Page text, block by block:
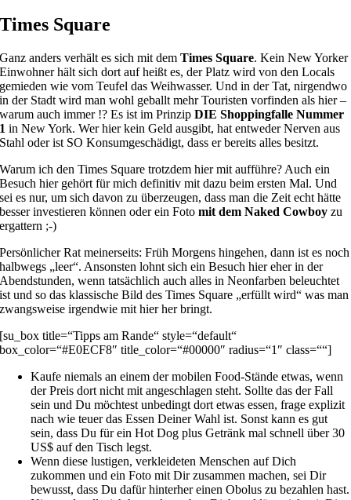
Times Square
Ganz anders verhält es sich mit demTimes Square. Kein New Yorker
Einwohner hält sich dort auf heißt es, der Platz wird von den Locals
gemieden wie vom Teufel das Weihwasser. Und in der Tat, nirgendwo
in der Stadt wird man wohl geballt mehr Touristen vorfinden als hier –
warum auch immer !? Es ist im PrinzipDIE Shoppingfalle Nummer
1 in New York. Wer hier kein Geld ausgibt, hat entweder Nerven aus
Stahl oder ist SO Konsumgeschädigt, dass er bereits alles besitzt.
Warum ich den Times Square trotzdem hier mit aufführe? Auch ein
Besuch hier gehört für mich definitiv mit dazu beim ersten Mal. Und
sei es nur, um sich davon zu überzeugen, dass man die Zeit echt hätte
besser investieren können oder ein Fotomit dem Naked Cowboy zu
ergattern ;-)
Persönlicher Rat meinerseits: Früh Morgens hingehen, dann ist es noch
halbwegs „leer“. Ansonsten lohnt sich ein Besuch hier eher in der
Abendstunden, wenn tatsächlich auch alles in Neonfarben beleuchtet
ist und so das klassische Bild des Times Square „erfüllt wird“ was man
zwangsweise irgendwie mit hier her bringt.
[su_box title=“Tipps am Rande“ style=“default“
box_color=“#E0ECF8″ title_color=“#00000″ radius=“1″ class=““]
Kaufe niemals an einem der mobilen Food-Stände etwas, wenn
der Preis dort nicht mit angeschlagen steht. Sollte das der Fall
sein und Du möchtest unbedingt dort etwas essen, frage explizit
nach wie teuer das Essen Deiner Wahl ist. Sonst kann es gut
sein, dass Du für ein Hot Dog plus Getränk mal schnell über 30
US$ auf den Tisch legst.
Wenn diese lustigen, verkleideten Menschen auf Dich
zukommen und ein Foto mit Dir zusammen machen, sei Dir
bewusst, dass Du dafür hinterher einen Obolus zu bezahlen hast.